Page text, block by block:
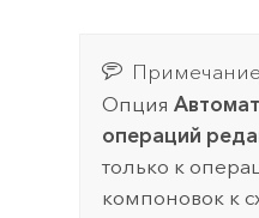
Опция
операций
только к
компоновок к